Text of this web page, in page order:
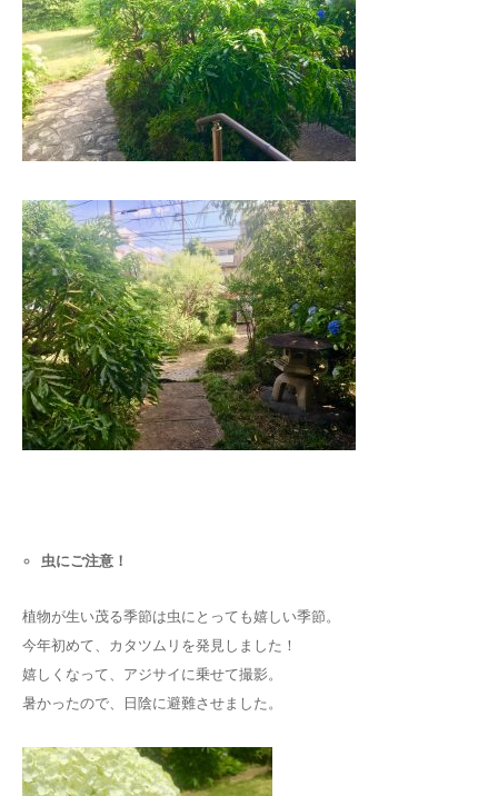
虫にご注意！
植物が生い茂る季節は虫にとっても嬉しい季節。
今年初めて、カタツムリを発見しました！
嬉しくなって、アジサイに乗せて撮影。
暑かったので、日陰に避難させました。